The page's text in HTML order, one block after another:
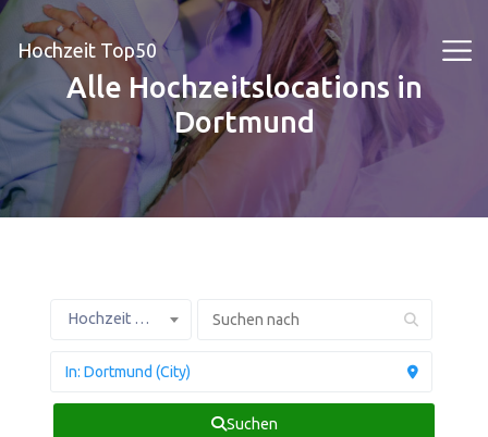
Hochzeit Top50
Alle Hochzeitslocations in
Dortmund
Hochzeit Profis
Suchen